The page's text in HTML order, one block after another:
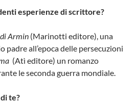
esperienze di scrittore?
Armin (Marinotti editore), una
padre all’epoca delle persecuzioni
(Atì editore) un romanzo
le seconda guerra mondiale.
te?